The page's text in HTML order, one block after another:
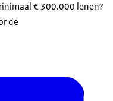
€ 300.000 lenen?
de